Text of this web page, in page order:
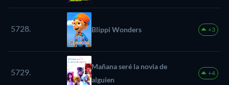
5728. Blippi Wonders +3
5729.
Mañana seré la novia de
alguien
+4